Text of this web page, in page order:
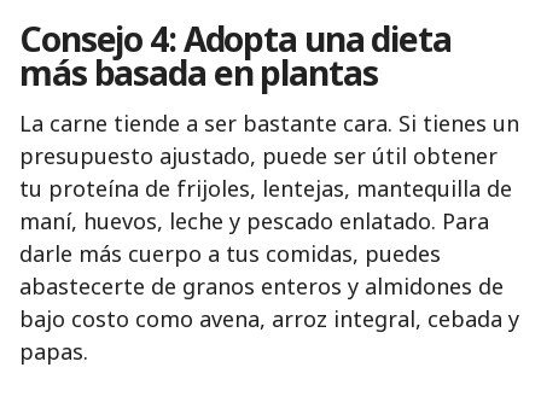
Consejo 4: Adopta una dieta
más basada en plantas
La carne tiende a ser bastante cara. Si tienes un
presupuesto ajustado, puede ser útil obtener
tu proteína de frijoles, lentejas, mantequilla de
maní, huevos, leche y pescado enlatado. Para
darle más cuerpo a tus comidas, puedes
abastecerte de granos enteros y almidones de
bajo costo como avena, arroz integral, cebada y
papas.